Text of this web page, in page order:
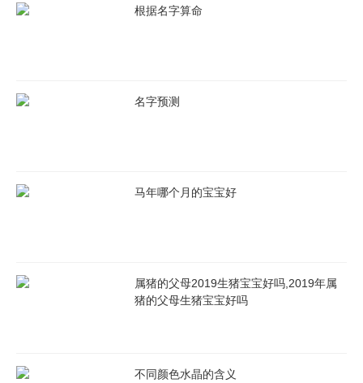
欣可
秀艳
雅柔、雅蕊、雅彤、雅韵、雅娴、雅懿、雅静、雅洁、雅丽、
根据名字算命
名字预测
马年哪个月的宝宝好
属猪的父母2019生猪宝宝好吗,2019年属
猪的父母生猪宝宝好吗
不同颜色水晶的含义